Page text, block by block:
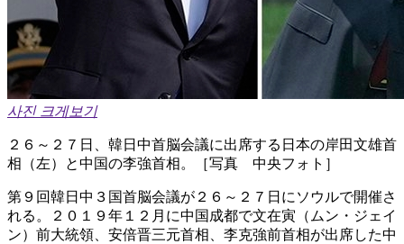
사진 크게보기
２６～２７日、韓日中首脳会議に出席する日本の岸田文雄首
相（左）と中国の李強首相。［写真 中央フォト］
第９回韓日中３国首脳会議が２６～２７日にソウルで開催さ
れる。２０１９年１２月に中国成都で文在寅（ムン・ジェイ
ン）前大統領、安倍晋三元首相、李克強前首相が出席した中